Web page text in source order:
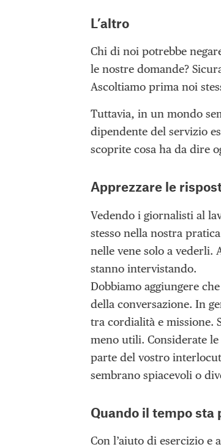
L’altro
Chi di noi potrebbe
le nostre domande?
Ascoltiamo prima noi
Tuttavia, in un mondo
dipendente del servizio
scoprite cosa ha da dire
Apprezzare le
Vedendo i giornalisti al
stesso nella nostra
nelle vene solo a vederli.
stanno intervistando.
Dobbiamo aggiungere
della conversazione. In
tra cordialità e missione.
meno utili. Considerate
parte del vostro
sembrano spiacevoli o
Quando il tempo sta
Con l’aiuto di esercizio